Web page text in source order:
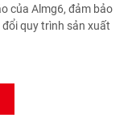
của Almg6, đảm bảo
quy trình sản xuất